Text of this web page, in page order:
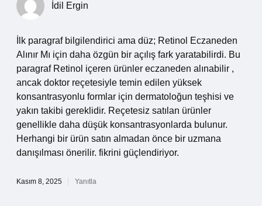
İdil Ergin
İlk paragraf bilgilendirici ama düz; Retinol Eczaneden
Alınır Mı için daha özgün bir açılış fark yaratabilirdi. Bu
paragraf Retinol içeren ürünler eczaneden alınabilir ,
ancak doktor reçetesiyle temin edilen yüksek
konsantrasyonlu formlar için dermatoloğun teşhisi ve
yakın takibi gereklidir. Reçetesiz satılan ürünler
genellikle daha düşük konsantrasyonlarda bulunur.
Herhangi bir ürün satın almadan önce bir uzmana
danışılması önerilir. fikrini güçlendiriyor.
Kasım 8, 2025 Yanıtla